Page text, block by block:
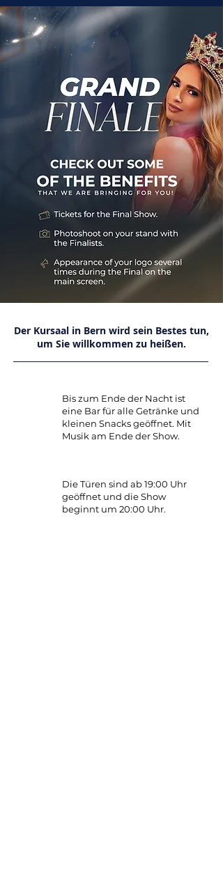
Der Kursaal in Bern wird sein Bestes tun,
um Sie willkommen zu heißen.
Bis zum Ende der Nacht ist
eine Bar für alle Getränke und
kleinen Snacks geöffnet. Mit
Musik am Ende der Show.
Die Türen sind ab 19:00 Uhr
geöffnet und die Show
beginnt um 20:00 Uhr.